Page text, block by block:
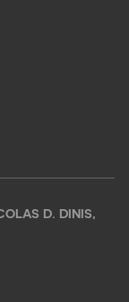
D. DINIS,